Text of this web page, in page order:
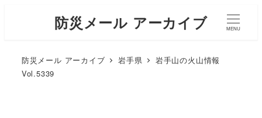
防災メール アーカイブ MENU
防災メール アーカイブ 岩手県
岩手山の火山情報
Vol.5339